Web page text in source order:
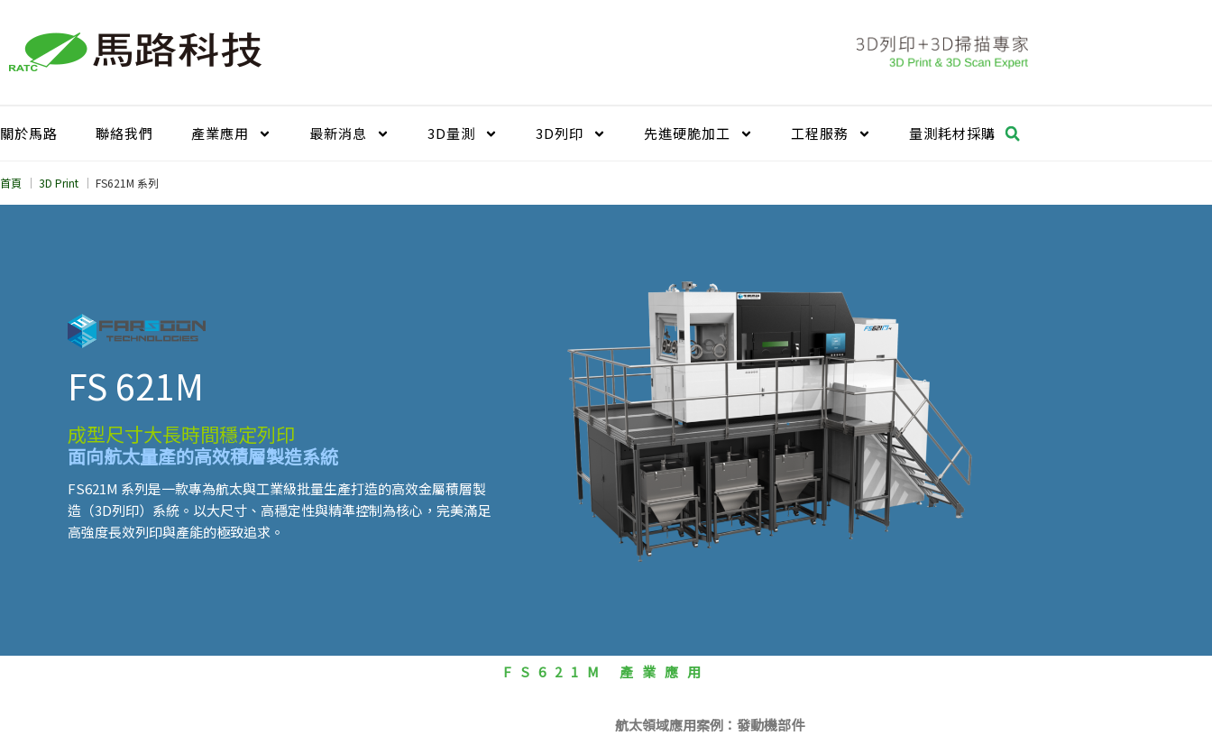
要
關於馬路
聯絡我們 產業應用 最新消息 3D量測 3D列印 先進硬脆加工​ 工程服務 量測耗材採購
首頁 3D Print FS621M 系列
FS 621M
成型尺寸大長時間穩定列印
面向航太量產的高效積層製造系統
FS621M 系列是一款專為航太與工業級批量生產打造的高效金屬積層製
造（3D列印）系統。以大尺寸、高穩定性與精準控制為核心，完美滿足
高強度長效列印與產能的極致追求。
FS621M 產業應用
航太領域應用案例：發動機部件